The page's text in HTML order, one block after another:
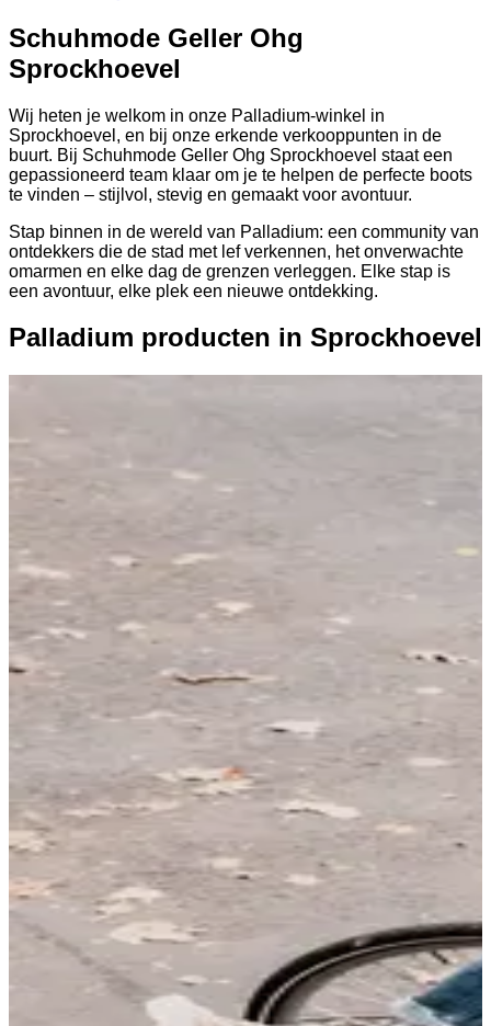
Schuhmode Geller Ohg
Sprockhoevel
Wij heten je welkom in onze Palladium-winkel in
Sprockhoevel, en bij onze erkende verkooppunten in de
buurt. Bij Schuhmode Geller Ohg Sprockhoevel staat een
gepassioneerd team klaar om je te helpen de perfecte boots
te vinden – stijlvol, stevig en gemaakt voor avontuur.
Stap binnen in de wereld van Palladium: een community van
ontdekkers die de stad met lef verkennen, het onverwachte
omarmen en elke dag de grenzen verleggen. Elke stap is
een avontuur, elke plek een nieuwe ontdekking.
Palladium producten in Sprockhoevel